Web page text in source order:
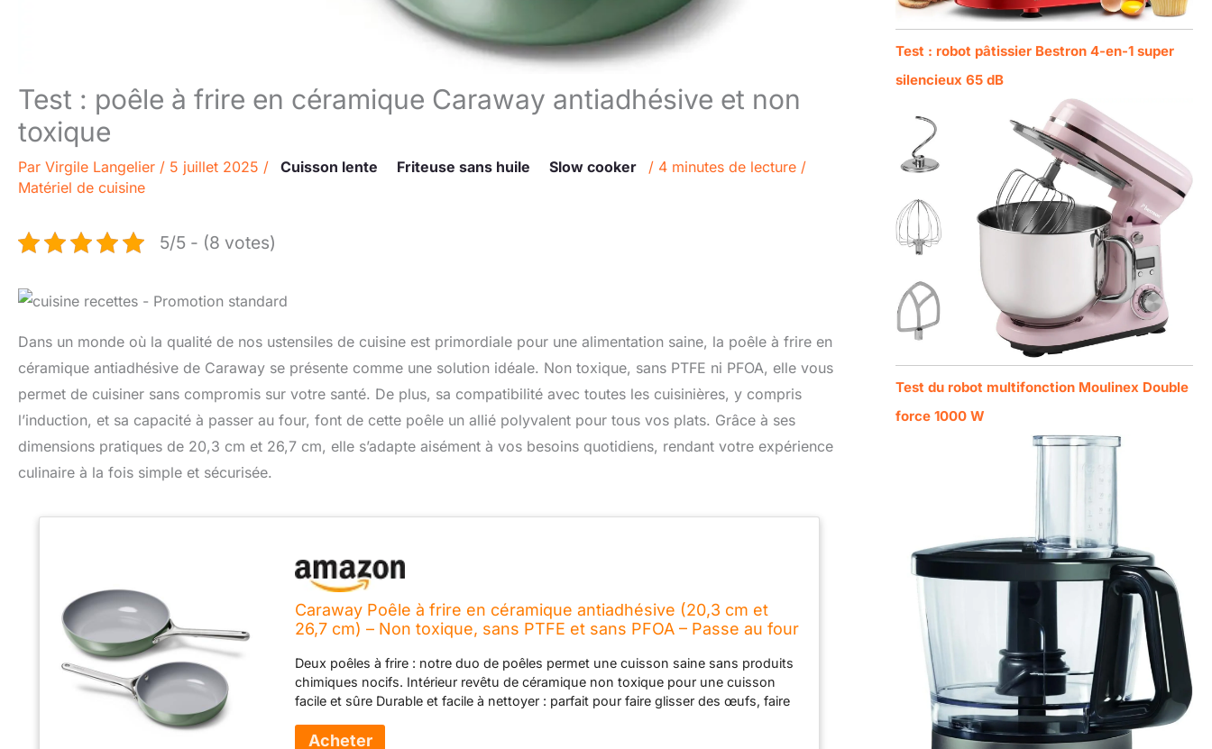
Test : poêle à frire en céramique Caraway antiadhésive et non
toxique
Par Virgile Langelier / 5 juillet 2025 / Cuisson lente Friteuse sans huile Slow cooker / 4 minutes de lecture /
Matériel de cuisine
5/5 - (8 votes)
Dans un monde où la qualité de nos ustensiles de cuisine est primordiale pour une alimentation saine, la poêle à frire en
céramique antiadhésive de Caraway se présente comme une solution idéale. Non toxique, sans PTFE ni PFOA, elle vous
permet de cuisiner sans compromis sur votre santé. De plus, sa compatibilité avec toutes les cuisinières, y compris
l’induction, et sa capacité à passer au four, font de cette poêle un allié polyvalent pour tous vos plats. Grâce à ses
dimensions pratiques de 20,3 cm et 26,7 cm, elle s’adapte aisément à vos besoins quotidiens, rendant votre expérience
culinaire à la fois simple et sécurisée.
Caraway Poêle à frire en céramique antiadhésive (20,3 cm et
26,7 cm) – Non toxique, sans PTFE et sans PFOA – Passe au four
induction) –
Deux poêles à frire : notre duo de poêles permet une cuisson saine sans produits
chimiques nocifs. Intérieur revêtu de céramique non toxique pour une cuisson
facile et sûre Durable et facile à nettoyer : parfait pour faire glisser des œufs, faire
antiadhésives durables rendent la cuisine plus facile que jamais, le nettoyage
Test : robot pâtissier Bestron 4-en-1 super
silencieux 65 dB
Test du robot multifonction Moulinex Double
force 1000 W